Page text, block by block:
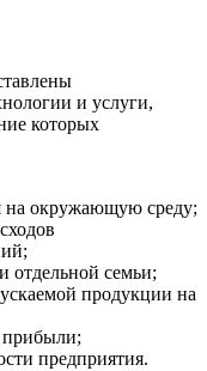
и услуги,
которых
на окружающую среду;
отдельной семьи;
продукции на
прибыли;
предприятия.